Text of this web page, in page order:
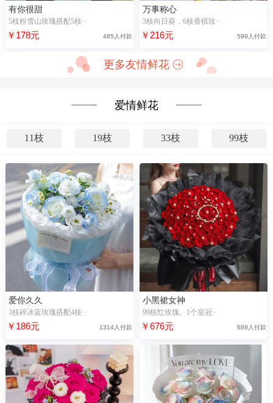
有你很甜
5枝粉雪山玫瑰搭配5枝··
￥178元 485人付款
万事称心
3枝向日葵，6枝香槟玫··
￥216元 599人付款
更多友情鲜花
爱情鲜花
11枝 19枝 33枝 99枝
爱你久久
3枝碎冰蓝玫瑰搭配4枝··
￥186元 1314人付款
小黑裙女神
99枝红玫瑰、1个皇冠··
￥676元 689人付款